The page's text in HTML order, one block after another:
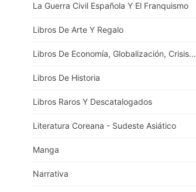
La Guerra Civil Española Y El Franquismo
Libros De Arte Y Regalo
Libros De Economía, Globalización, Crisis...
Libros De Historia
Libros Raros Y Descatalogados
Literatura Coreana - Sudeste Asiático
Manga
Narrativa